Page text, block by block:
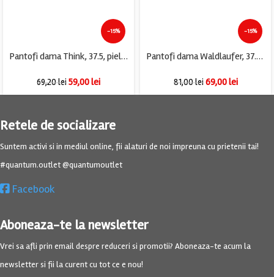
-15%
Pantofi dama Think, 37.5, piele, negru
69,20lei59,00lei
-15%
Pantofi dama Waldlaufer, 37.5, material textil, piele, gri
81,00lei 69,00lei
Retele de socializare
Suntem activi si in mediul online, fii alaturi de noi impreuna cu prietenii tai!
#quantum.outlet @quantumoutlet
Facebook
Aboneaza-te la newsletter
Vrei sa afli prin email despre reduceri si promotii? Aboneaza-te acum la
newsletter si fii la curent cu tot ce e nou!